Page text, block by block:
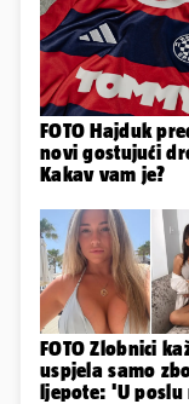
FOTO Hajduk
novi gostujući
Kakav vam je?
FOTO Zlobnici
uspjela samo
ljepote: 'U poslu